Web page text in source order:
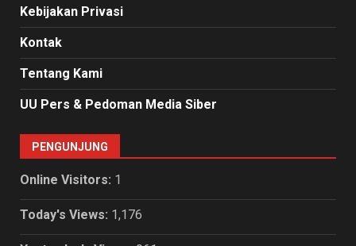
Kebijakan Privasi
Kontak
Tentang Kami
UU Pers & Pedoman Media Siber
PENGUNJUNG
Online Visitors: 1
Today's Views: 1,176